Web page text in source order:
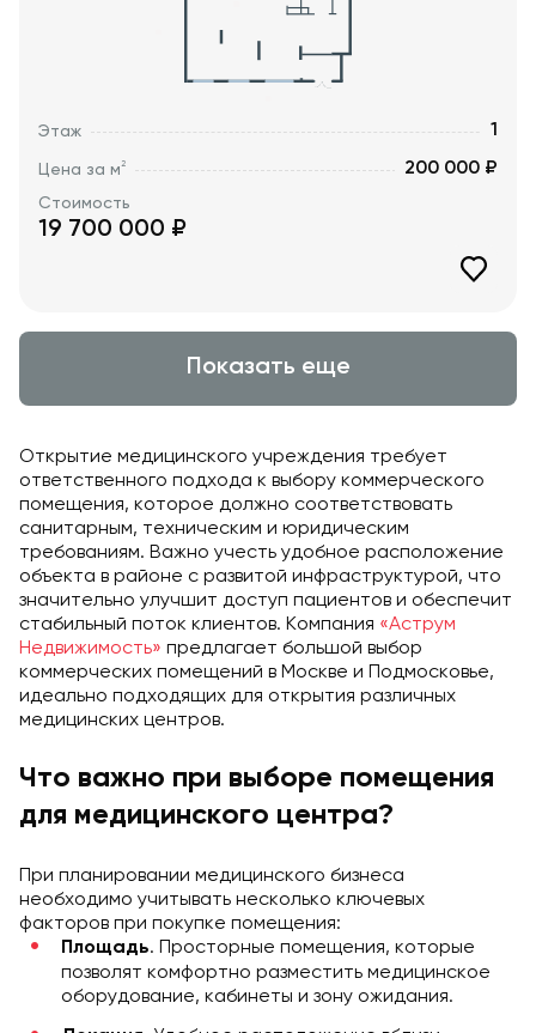
Этаж 1
Цена за м2 200 000 ₽
Стоимость
19 700 000 ₽
Показать еще
Открытие медицинского учреждения требует
ответственного подхода к выбору коммерческого
помещения, которое должно соответствовать
санитарным, техническим и юридическим
требованиям. Важно учесть удобное расположение
объекта в районе с развитой инфраструктурой, что
значительно улучшит доступ пациентов и обеспечит
стабильный поток клиентов. Компания «Аструм
Недвижимость» предлагает большой выбор
коммерческих помещений в Москве и Подмосковье,
идеально подходящих для открытия различных
медицинских центров.
Что важно при выборе помещения
для медицинского центра?
При планировании медицинского бизнеса
необходимо учитывать несколько ключевых
факторов при покупке помещения:
Площадь. Просторные помещения, которые
позволят комфортно разместить медицинское
оборудование, кабинеты и зону ожидания.